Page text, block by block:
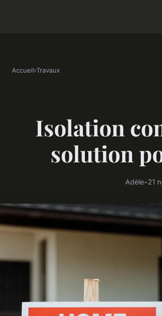
Accueil›Travaux
Isolation
solution
Adèle•21